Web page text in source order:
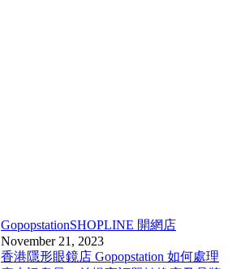
GopopstationSHOPLINE 開網店
November 21, 2023
香港隱形眼鏡店 Gopopstation 如何處理